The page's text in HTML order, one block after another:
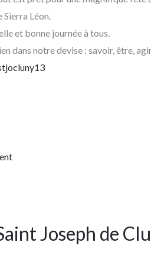
Sierra Léon.
et bonne journée à tous.
dans notre devise : savoir, être,
Joseph de